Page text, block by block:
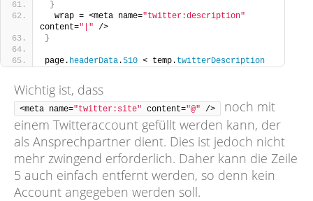
}
  wrap = <meta name=
"twitter:description"
content="|" />
}
page. headerData. 510 < temp. twitterDescription
Wichtig ist, dass
<meta name="twitter:site" content="@" />
noch mit
einem Twitteraccount gefüllt werden kann, der
als Ansprechpartner dient. Dies ist jedoch nicht
mehr zwingend erforderlich. Daher kann die Zeile
5 auch einfach entfernt werden, so denn kein
Account angegeben werden soll.